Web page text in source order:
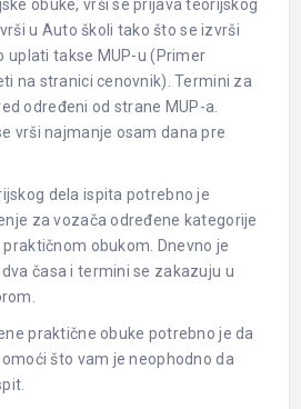
obuke, vrši se prijava teorijskog
u Auto školi tako što se izvrši
uplati takse MUP-u (Primer
na stranici cenovnik). Termini za
određeni od strane MUP-a.
vrši najmanje osam dana pre
dela ispita potrebno je
za vozača određene kategorije
obukom. Dnevno je
časa i termini se zakazuju u
praktične obuke potrebno je da
što vam je neophodno da